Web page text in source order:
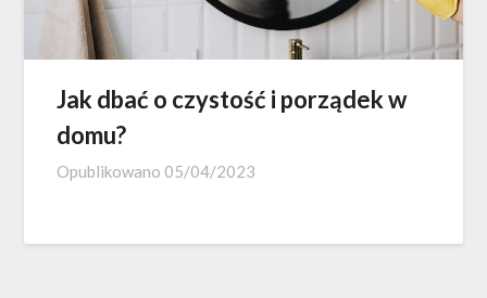
Jak dbać o czystość i porządek w
domu?
Opublikowano 05/04/2023